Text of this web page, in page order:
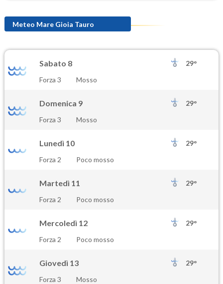
Meteo Mare Gioia Tauro
Sabato 8
29°
Forza 3
Mosso
Domenica 9
29°
Forza 3
Mosso
Lunedì 10
29°
Forza 2
Poco mosso
Martedì 11
29°
Forza 2
Poco mosso
Mercoledì 12
29°
Forza 2
Poco mosso
Giovedì 13
29°
Forza 3
Mosso